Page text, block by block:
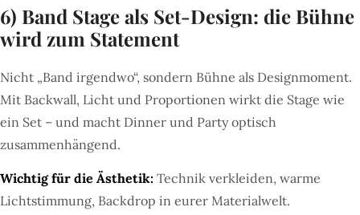
6) Band Stage als Set-Design: die Bühne
wird zum Statement
Nicht „Band irgendwo“, sondern Bühne als Designmoment.
Mit Backwall, Licht und Proportionen wirkt die Stage wie
ein Set – und macht Dinner und Party optisch
zusammenhängend.
Wichtig für die Ästhetik: Technik verkleiden, warme
Lichtstimmung, Backdrop in eurer Materialwelt.